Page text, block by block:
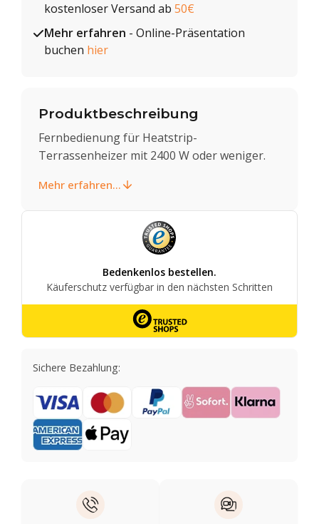
kostenloser Versand ab 50€
Mehr erfahren - Online-Präsentation
buchen hier
Produktbeschreibung
Fernbedienung für Heatstrip-
Terrassenheizer mit 2400 W oder weniger.
Mehr erfahren...
Sichere Bezahlung: